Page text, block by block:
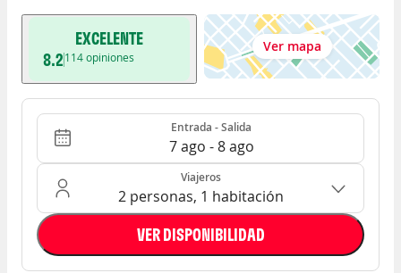
EXCELENTE
8.2114opiniones
Ver mapa
Entrada - Salida Entrada - Salida
7 ago - 8 ago
Ocupación: 2 personas, 1 habitación
Viajeros
2 personas, 1 habitación
VER DISPONIBILIDAD